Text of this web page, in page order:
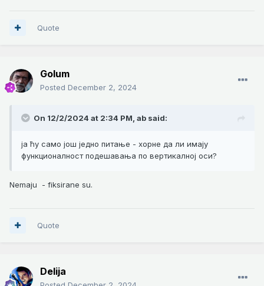
Quote
Golum
Posted December 2, 2024
On 12/2/2024 at 2:34 PM, ab said:
ја ћу само још једно питање - хорне да ли имају
функционалност подешавања по вертикалној оси?
Nemaju - fiksirane su.
Quote
Delija